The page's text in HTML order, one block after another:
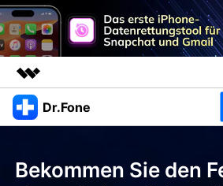
Top-Produkte
Dienstprogramme
Überblick
Dr.Fone
Alles-in-einem-Toolkit
Bekommen Sie den